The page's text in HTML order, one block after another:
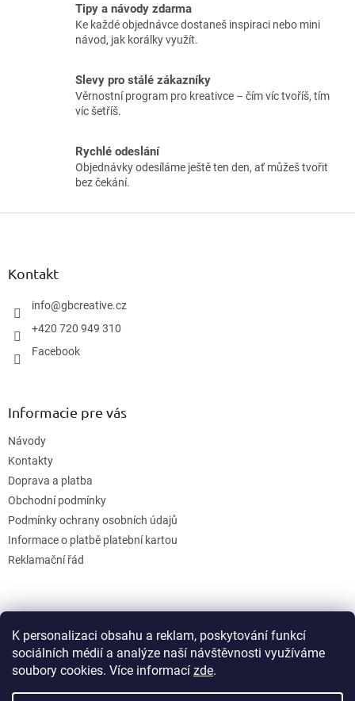
K personalizaci obsahu a reklam, poskytování funkcí
sociálních médií a analýze naší návštěvnosti využíváme
soubory cookies. Více informací zde.
Tipy a návody zdarma
Ke každé objednávce dostaneš inspiraci nebo mini
návod, jak korálky využít.
Slevy pro stálé zákazníky
Věrnostní program pro kreativce – čím víc tvoříš, tím
víc šetříš.
Rychlé odeslání
Objednávky odesíláme ještě ten den, ať můžeš tvořit
bez čekání.
Z
Kontakt
info@gbcreative.cz
+420 720 949 310
Facebook
Informacie pre vás
Návody
Kontakty
Doprava a platba
Obchodní podmínky
Podmínky ochrany osobních údajů
Informace o platbě platební kartou
Reklamační řád